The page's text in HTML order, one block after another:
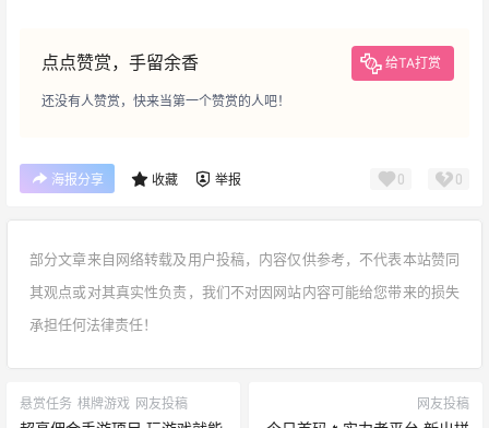
点点赞赏，手留余香 给TA打赏
还没有人赞赏，快来当第一个赞赏的人吧！
海报分享 收藏 举报 0 0
部分文章来自网络转载及用户投稿，内容仅供参考，不代表本站赞同
其观点或对其真实性负责，我们不对因网站内容可能给您带来的损失
承担任何法律责任！
悬赏任务 棋牌游戏 网友投稿 网友投稿